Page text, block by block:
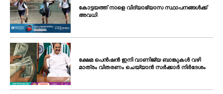
കോട്ടയത്ത് നാളെ വിദ്യാഭ്യാസ സ്ഥാപനങ്ങൾക്ക്
അവധി
ക്ഷേമ പെൻഷൻ ഇനി വാണിജ്യ ബാങ്കുകൾ വഴി
മാത്രം വിതരണം ചെയ്യാൻ സർക്കാർ നിർദേശം